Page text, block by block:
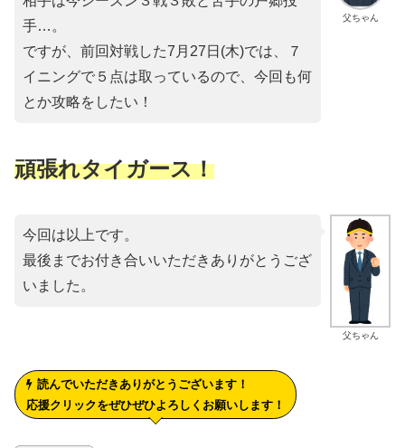
父ちゃん
手…。
ですが、前回対戦した7月27日(木)では、７
イニングで５点は取っているので、今回も何
とか攻略をしたい！
頑張れタイガース！
父ちゃん
今回は以上です。
最後までお付き合いいただきありがとうござ
いました。
読んでいただきありがとうございます！
応援クリックをぜひぜひよろしくお願いします！